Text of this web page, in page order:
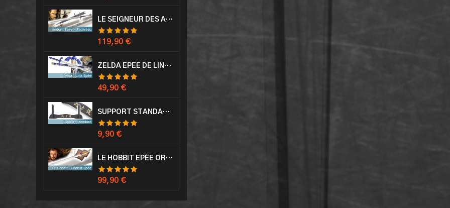
LE SEIGNEUR DES ANNEAUX EPÉE ANDURIL ARAGORN
Prix
119,90 €
ZELDA EPÉE DE LINK AVEC FOURREAU MASTER SWORD EPEE
Prix
49,90 €
SUPPORT STANDARD KATANA EPÉE
Prix
9,90 €
LE HOBBIT EPÉE ORCRIST EPÉE DE THORIN SABRE + PLAQUE MURALE EN BOIS
Prix
99,90 €